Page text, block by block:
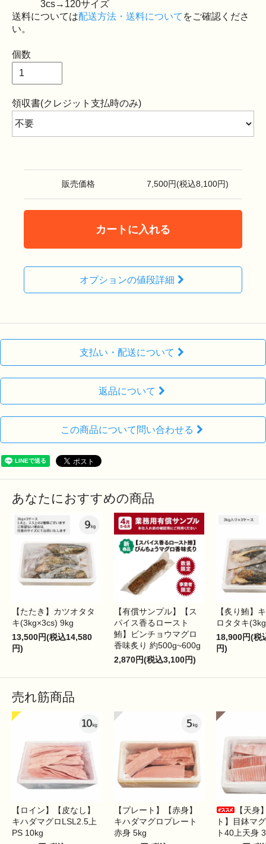
3cs→120サイズ
送料については配送方法・送料について をご確認くださ
い。
個数
領収書(クレジット支払時のみ)
販売価格 7,500円(税込8,100円)
カートに入れる
オプションの値段詳細
支払い・配送について
返品について
この商品について問い合わせる
あなたにおすすめの商品
【たたき】カツオタタ
キ(3kg×3cs) 9kg
13,500円(税込14,580
円)
【有償サンプル】【ス
パイス香るロースト
鮪】ビンチョウマグロ
香味炙り 約500g~600g
2,870円(税込3,100円)
【炙り鮪】
ロタタキ
18,900円(税
円)
売れ筋商品
【ロイン】【皮なし】
キハダマグロLSL2.5上
PS 10kg
【プレート】【赤身】
キハダマグロプレート
赤身 5kg
【天身
ト】目鉢マ
ト40上天身